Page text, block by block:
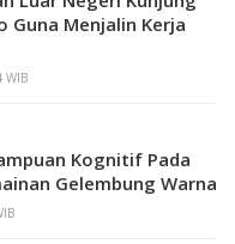
Guna Menjalin Kerja
WIB
Kognitif Pada
Gelembung Warna